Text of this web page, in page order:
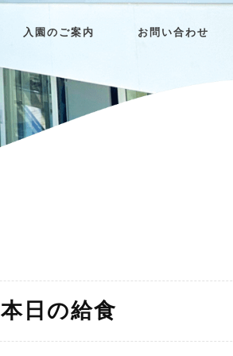
入園のご案内 お問い合わせ
本日の給食